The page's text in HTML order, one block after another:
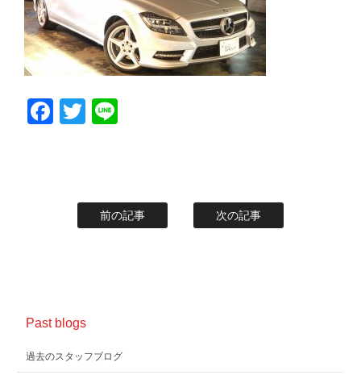
T.U.C.GROUP
Facebook
Twitter
前の記事 次の記事
Past blogs
過去のスタッフブログ